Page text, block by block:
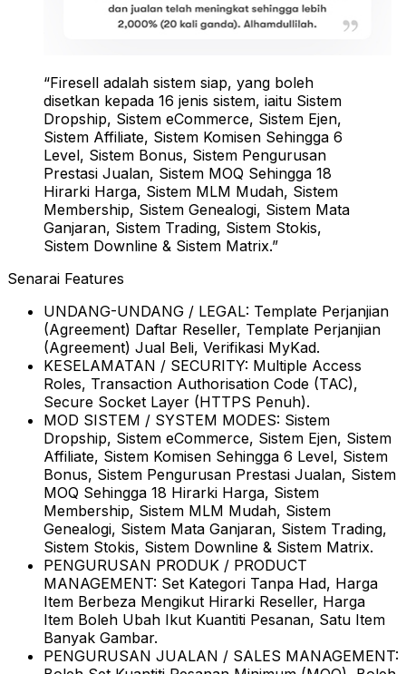
“Firesell adalah sistem siap, yang boleh
disetkan kepada 16 jenis sistem, iaitu Sistem
Dropship, Sistem eCommerce, Sistem Ejen,
Sistem Affiliate, Sistem Komisen Sehingga 6
Level, Sistem Bonus, Sistem Pengurusan
Prestasi Jualan, Sistem MOQ Sehingga 18
Hirarki Harga, Sistem MLM Mudah, Sistem
Membership, Sistem Genealogi, Sistem Mata
Ganjaran, Sistem Trading, Sistem Stokis,
Sistem Downline & Sistem Matrix.”
Senarai Features
UNDANG-UNDANG / LEGAL: Template Perjanjian
(Agreement) Daftar Reseller, Template Perjanjian
(Agreement) Jual Beli, Verifikasi MyKad.
KESELAMATAN / SECURITY: Multiple Access
Roles, Transaction Authorisation Code (TAC),
Secure Socket Layer (HTTPS Penuh).
MOD SISTEM / SYSTEM MODES: Sistem
Dropship, Sistem eCommerce, Sistem Ejen, Sistem
Affiliate, Sistem Komisen Sehingga 6 Level, Sistem
Bonus, Sistem Pengurusan Prestasi Jualan, Sistem
MOQ Sehingga 18 Hirarki Harga, Sistem
Membership, Sistem MLM Mudah, Sistem
Genealogi, Sistem Mata Ganjaran, Sistem Trading,
Sistem Stokis, Sistem Downline & Sistem Matrix.
PENGURUSAN PRODUK / PRODUCT
MANAGEMENT: Set Kategori Tanpa Had, Harga
Item Berbeza Mengikut Hirarki Reseller, Harga
Item Boleh Ubah Ikut Kuantiti Pesanan, Satu Item
Banyak Gambar.
PENGURUSAN JUALAN / SALES MANAGEMENT: